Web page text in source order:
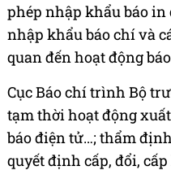
phép nhập khẩu báo in
nhập khẩu báo chí và
quan đến hoạt động
Cục Báo chí trình Bộ
tạm thời hoạt động
báo điện tử…; thẩm
quyết định cấp, đổi,